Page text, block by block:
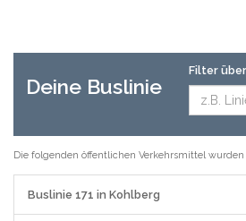
Deine Buslinie
Filter
Die folgenden öffentlichen Verkehrsmittel
Buslinie 171 in Kohlberg